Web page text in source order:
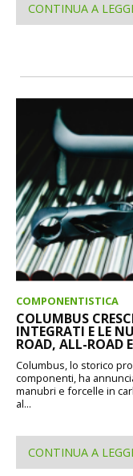
CONTINUA A
COMPONENTISTICA
COLUMBUS
INTEGRATI E LE
ROAD, ALL-ROAD
Columbus, lo storico
componenti, ha
manubri e forcelle in
al...
CONTINUA A